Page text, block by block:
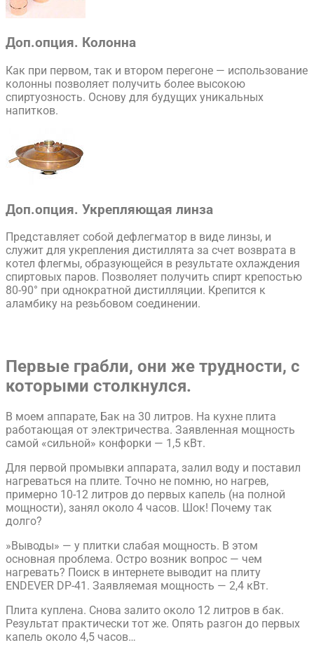
Доп.опция. Колонна
Как при первом, так и втором перегоне — использование
колонны позволяет получить более высокою
спиртуозность. Основу для будущих уникальных
напитков.
Доп.опция. Укрепляющая линза
Представляет собой дефлегматор в виде линзы, и
служит для укрепления дистиллята за счет возврата в
котел флегмы, образующейся в результате охлаждения
спиртовых паров. Позволяет получить спирт крепостью
80-90° при однократной дистилляции. Крепится к
аламбику на резьбовом соединении.
Первые грабли, они же трудности, с
которыми столкнулся.
В моем аппарате, Бак на 30 литров. На кухне плита
работающая от электричества. Заявленная мощность
самой «сильной» конфорки — 1,5 кВт.
​Для первой промывки аппарата, залил воду и поставил
нагреваться на плите. Точно не помню, но нагрев,
примерно 10-12 литров до первых капель (на полной
мощности), занял около 4 часов. Шок! Почему так
долго?
​»Выводы» — у плитки слабая мощность. В этом
основная проблема. Остро возник вопрос — чем
нагревать? Поиск в интернете выводит на плиту ​
ENDEVER DP-41. Заявляемая мощность — 2,4 кВт.
​Плита куплена. Снова залито около 12 литров в бак.
Результат практически тот же. Опять разгон до первых
капель около 4,5 часов…